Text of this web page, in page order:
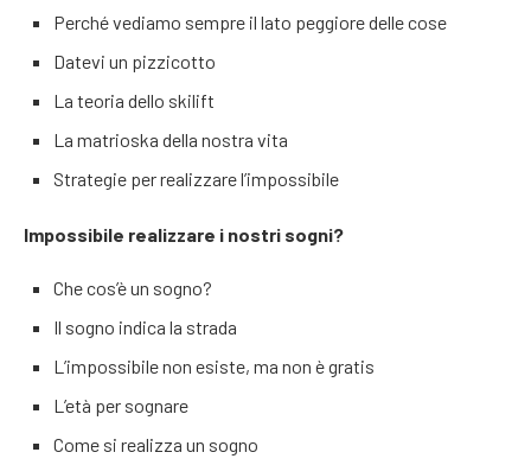
Perché vediamo sempre il lato peggiore delle cose
Datevi un pizzicotto
La teoria dello skilift
La matrioska della nostra vita
Strategie per realizzare l’impossibile
Impossibile realizzare i nostri sogni?
Che cos’è un sogno?
Il sogno indica la strada
L’impossibile non esiste, ma non è gratis
L’età per sognare
Come si realizza un sogno